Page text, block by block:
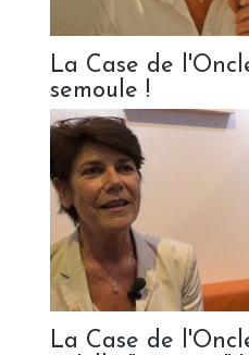
La Case de
semoule !
La Case de